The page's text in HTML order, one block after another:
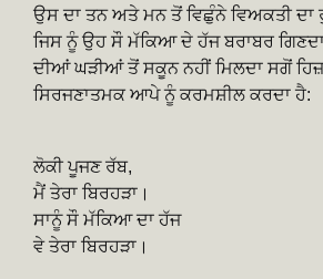
ਉਸ ਦਾ ਤਨ ਅਤੇ ਮਨ ਤੋਂ ਵਿਛੁੰਨੇ ਵਿਅਕਤੀ ਦਾ
ਜਿਸ ਨੂੰ ਉਹ ਸੌ ਮੱਕਿਆ ਦੇ ਹੱਜ ਬਰਾਬਰ
ਦੀਆਂ ਘੜੀਆਂ ਤੋਂ ਸਕੂਨ ਨਹੀਂ ਮਿਲਦਾ ਸਗੋਂ
ਸਿਰਜਣਾਤਮਕ ਆਪੇ ਨੂੰ ਕਰਮਸ਼ੀਲ ਕਰਦਾ ਹੈ:
ਲੋਕੀ ਪੂਜਣ ਰੱਬ,
ਮੈਂ ਤੇਰਾ ਬਿਰਹੜਾ।
ਸਾਨੂੰ ਸੌ ਮੱਕਿਆ ਦਾ ਹੱਜ
ਵੇ ਤੇਰਾ ਬਿਰਹੜਾ।